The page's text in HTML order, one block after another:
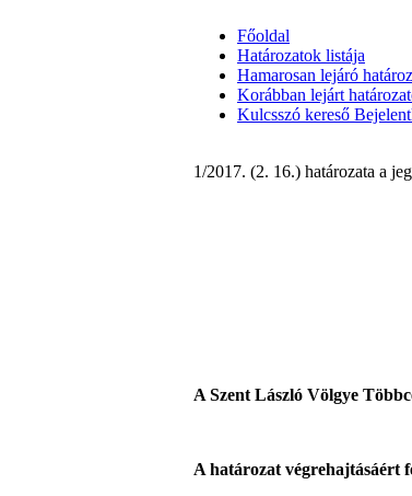
Főoldal
Határozatok listája
Hamarosan lejáró
Korábban lejárt
Kulcsszó kereső
1/2017. (2. 16.) határozata a
A Szent László Völgye
A határozat végrehajtásáért